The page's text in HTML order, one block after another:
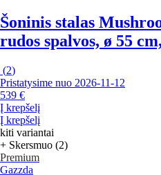
Šoninis stalas
rudos spalvos, ø 55
(2)
Pristatysime nuo 2026‑11‑12
539 €
Į krepšelį
Į krepšelį
kiti variantai
+ Skersmuo (2)
Premium
Gazzda